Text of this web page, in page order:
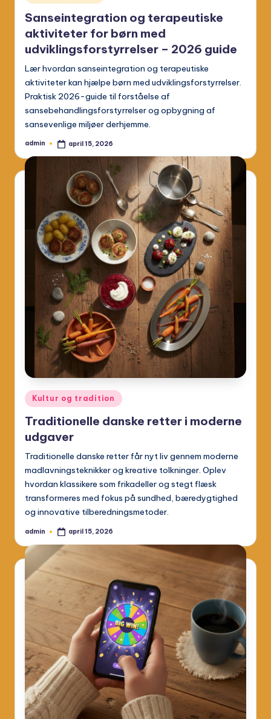
in
Sanseintegration og terapeutiske
aktiviteter for børn med
udviklingsforstyrrelser – 2026 guide
Lær hvordan sanseintegration og terapeutiske
aktiviteter kan hjælpe børn med udviklingsforstyrrelser.
Praktisk 2026-guide til forståelse af
sansebehandlingsforstyrrelser og opbygning af
sansevenlige miljøer derhjemme.
Posted
admin april 15, 2026
Posted
in
Kultur og tradition
Traditionelle danske retter i moderne
udgaver
Traditionelle danske retter får nyt liv gennem moderne
madlavningsteknikker og kreative tolkninger. Oplev
hvordan klassikere som frikadeller og stegt flæsk
transformeres med fokus på sundhed, bæredygtighed
og innovative tilberedningsmetoder.
Posted
admin april 15, 2026